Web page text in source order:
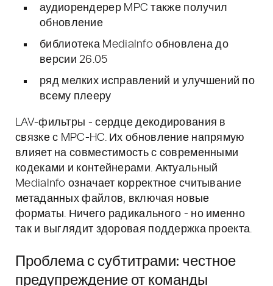
аудиорендерер MPC также получил
обновление
библиотека MediaInfo обновлена до
версии 26.05
ряд мелких исправлений и улучшений по
всему плееру
LAV-фильтры - сердце декодирования в
связке с MPC-HC. Их обновление напрямую
влияет на совместимость с современными
кодеками и контейнерами. Актуальный
MediaInfo означает корректное считывание
метаданных файлов, включая новые
форматы. Ничего радикального - но именно
так и выглядит здоровая поддержка проекта.
Проблема с субтитрами: честное
предупреждение от команды